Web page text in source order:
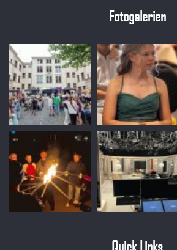
Fotogalerien
Quick Links